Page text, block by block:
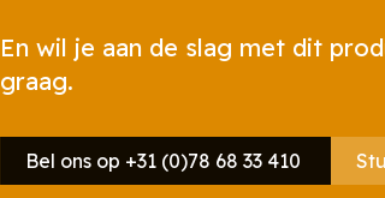
En wil je aan de slag met dit
graag.
Bel ons op +31 (0)78 68 33 410